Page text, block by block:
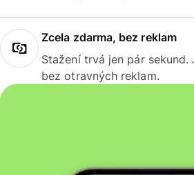
Zcela zdarma, bez reklam
Stažení trvá jen pár
bez otravných reklam.